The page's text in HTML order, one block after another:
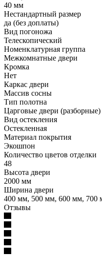
40 мм
Нестандартный размер
да (без доплаты)
Вид погоножа
Телескопический
Номенклатурная группа
Межкомнатные двери
Кромка
Нет
Каркас двери
Массив сосны
Тип полотна
Царговые двери (разборные)
Вид остекления
Остекленная
Материал покрытия
Экошпон
Количество цветов отделки
48
Высота двери
2000 мм
Ширина двери
400 мм, 500 мм, 600 мм, 700
Отзывы